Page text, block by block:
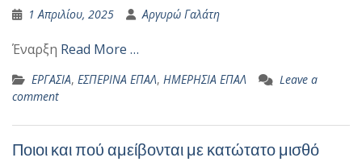
1 Απριλίου, 2025 Αργυρώ Γαλάτη
Έναρξη Read More …
ΕΡΓΑΣΙΑ, ΕΣΠΕΡΙΝΑ ΕΠΑΛ, ΗΜΕΡΗΣΙΑ ΕΠΑΛ
Leave a
comment
Ποιοι και πού αμείβονται με κατώτατο μισθό